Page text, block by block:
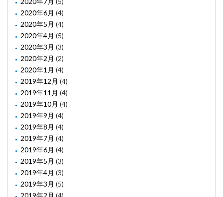
2020年6月 (4)
2020年5月 (4)
2020年4月 (5)
2020年3月 (3)
2020年2月 (2)
2020年1月 (4)
2019年12月 (4)
2019年11月 (4)
2019年10月 (4)
2019年9月 (4)
2019年8月 (4)
2019年7月 (4)
2019年6月 (4)
2019年5月 (3)
2019年4月 (3)
2019年3月 (5)
2019年2月 (4)